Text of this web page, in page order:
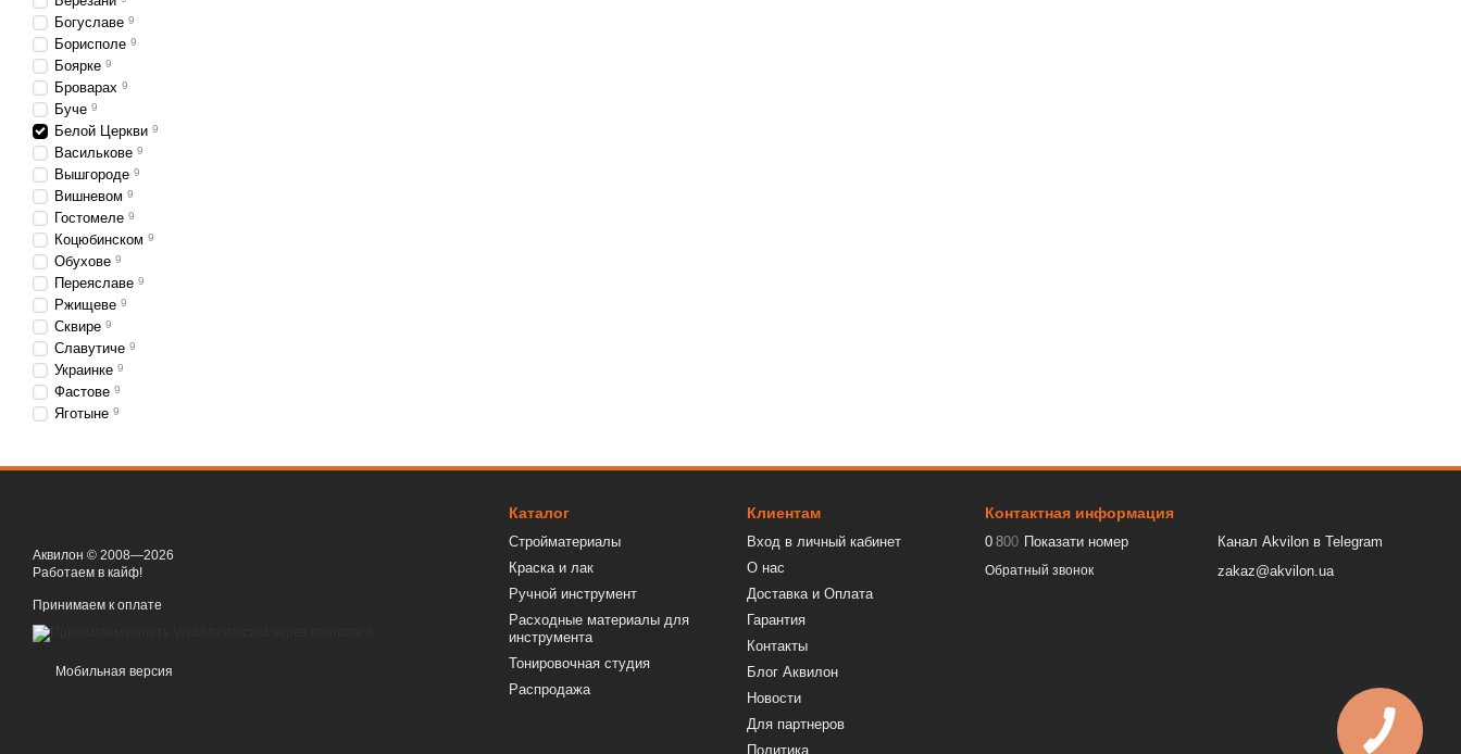
Богуславе 9
Борисполе 9
Боярке 9
Броварах 9
Буче 9
Белой Церкви 9
Василькове 9
Вышгороде 9
Вишневом 9
Гостомеле 9
Коцюбинском 9
Обухове 9
Переяславе 9
Ржищеве 9
Сквире 9
Славутиче 9
Украинке 9
Фастове 9
Яготыне 9
Аквилон © 2008—2026
Работаем в кайф!
Принимаем к оплате
Мобильная версия
Каталог
Стройматериалы
Краска и лак
Ручной инструмент
Расходные материалы для
инструмента
Тонировочная студия
Распродажа
Клиентам
Вход в личный кабинет
О нас
Доставка и Оплата
Гарантия
Контакты
Блог Аквилон
Новости
Для партнеров
Политика
Контактная информация
0 800 Показати номер
Обратный звонок
Канал Akvilon в Telegram
zakaz@akvilon.ua